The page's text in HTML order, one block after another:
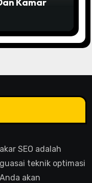
SEO adalah
teknik optimasi
akan